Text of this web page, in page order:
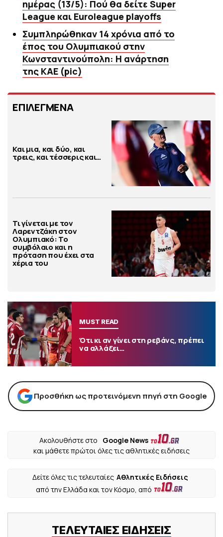
ημέρας (13/5): Πού θα δείτε Super
League και Euroleague playoffs
Συμπληρώθηκαν 14 χρόνια από το
έπος του Ολυμπιακού στην
Κωνσταντινούπολη: Η ανάρτηση
της ΚΑΕ (pic)
ΕΠΙΛΕΓΜΕΝΑ
Και μια, και δύο, και
τρεις, και τέσσερις και…
Τι γίνεται με τον
Λαρεντζάκη στον
Ολυμπιακό: Το
συμβόλαιο και η
πρόταση που έχει στα
χέρια του
MUST READ
Ότι κι αν γίνει στη ρεβάνς, πρέπει
να αλλάξει…
Προσθήκη ως προτεινόμενη πηγή στη Google
Ακολουθήστε στο
Google News
και μάθετε πρώτοι όλες τις αθλητικές ειδήσεις
Δείτε όλες τις τελευταίες Αθλητικές Ειδήσεις
από την Ελλάδα και τον Κόσμο, από
ΤΕΛΕΥΤΑΙΕΣ ΕΙΔΗΣΕΙΣ